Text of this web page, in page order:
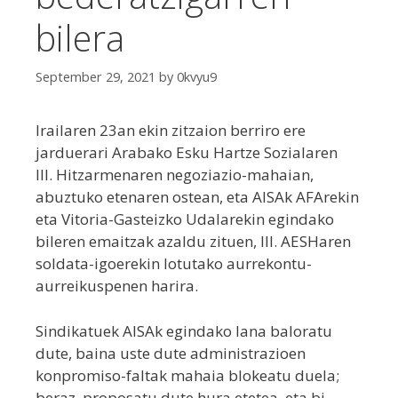
bilera
September 29, 2021 by 0kvyu9
Irailaren 23an ekin zitzaion berriro ere
jarduerari Arabako Esku Hartze Sozialaren
III. Hitzarmenaren negoziazio-mahaian,
abuztuko etenaren ostean, eta AISAk AFArekin
eta Vitoria-Gasteizko Udalarekin egindako
bileren emaitzak azaldu zituen, III. AESHaren
soldata-igoerekin lotutako aurrekontu-
aurreikuspenen harira.
Sindikatuek AISAk egindako lana baloratu
dute, baina uste dute administrazioen
konpromiso-faltak mahaia blokeatu duela;